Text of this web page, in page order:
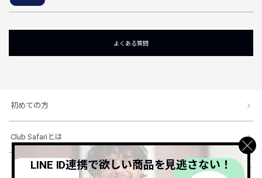
よくある質問
初めての方
Club Safariとは
ショッピングガイド
LINE ID連携で欲しい商品を見逃さない！